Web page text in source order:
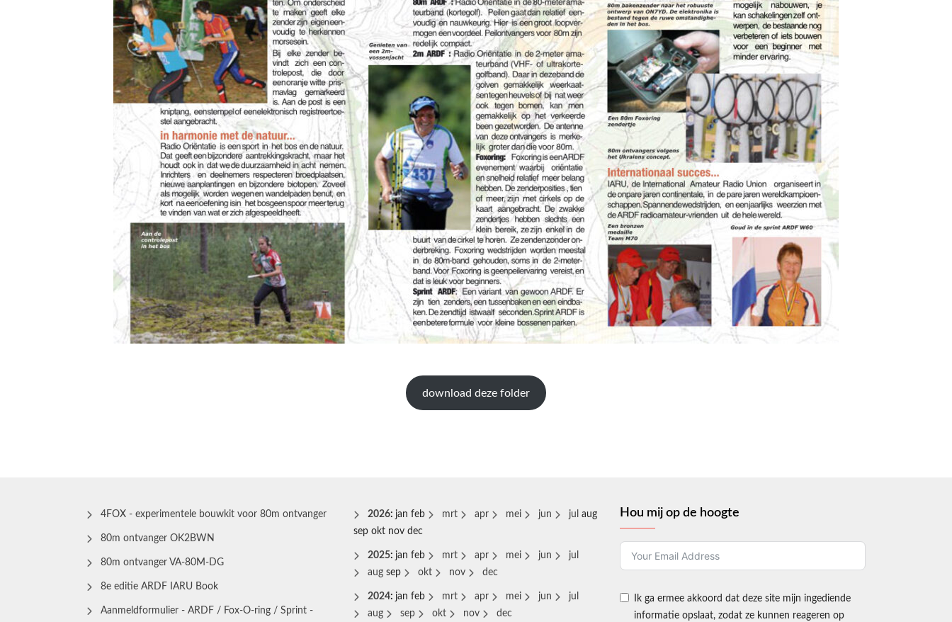
download deze folder
4FOX - experimentele bouwkit voor 80m ontvanger
80m ontvanger OK2BWN
80m ontvanger VA-80M-DG
8e editie ARDF IARU Book
Aanmeldformulier - ARDF / Fox-O-ring / Sprint -
2026: jan feb mrt apr mei jun jul aug
sep okt nov dec
2025: jan feb mrt apr mei jun
jul
aug sep okt nov dec
2024: jan feb mrt apr mei jun
jul
aug
sep okt nov dec
Hou mij op de hoogte
Ik ga ermee akkoord dat deze site mijn ingediende
informatie opslaat, zodat ze kunnen reageren op